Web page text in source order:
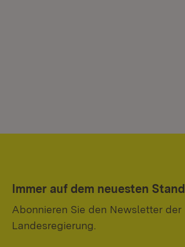
Immer auf dem neuesten Stand
Abonnieren Sie den Newsletter der
Landesregierung.